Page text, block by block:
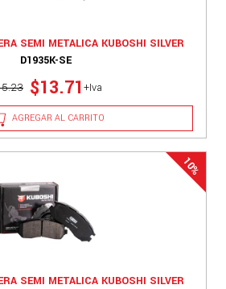
SEMI METALICA KUBOSHI SILVER
D1935K-SE
$13.71 +Iva
AGREGAR AL CARRITO
SEMI METALICA KUBOSHI SILVER